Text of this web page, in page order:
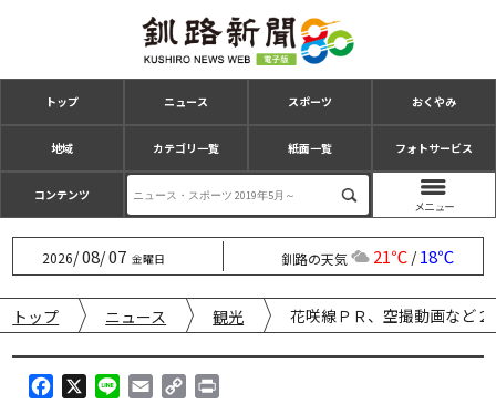
トップ ニュース スポーツ おくやみ
地域 カテゴリ一覧 紙面一覧 フォトサービス
コンテンツ
2026/08/07 金曜日 釧路の天気 21℃/18℃
トップ ニュース 観光 花咲線ＰＲ、空撮動画など